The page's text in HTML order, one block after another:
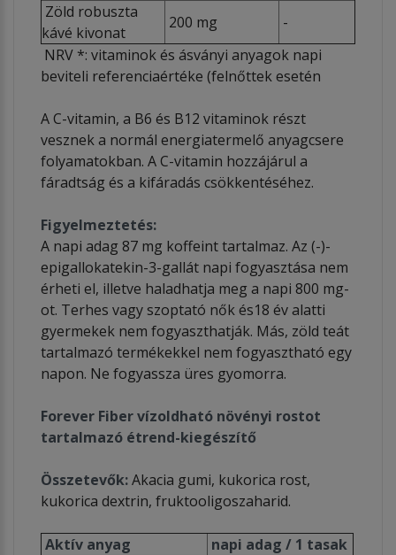
Zöld robuszta
kávé kivonat
200 mg
-
NRV *: vitaminok és ásványi anyagok napi
beviteli referenciaértéke (felnőttek esetén
A C-vitamin, a B6 és B12 vitaminok részt
vesznek a normál energiatermelő anyagcsere
folyamatokban. A C-vitamin hozzájárul a
fáradtság és a kifáradás csökkentéséhez.
Figyelmeztetés:
A napi adag 87 mg koffeint tartalmaz. Az (-)-
epigallokatekin-3-gallát napi fogyasztása nem
érheti el, illetve haladhatja meg a napi 800 mg-
ot. Terhes vagy szoptató nők és18 év alatti
gyermekek nem fogyaszthatják. Más, zöld teát
tartalmazó termékekkel nem fogyasztható egy
napon. Ne fogyassza üres gyomorra.
Forever Fiber vízoldható növényi rostot
tartalmazó étrend-kiegészítő
Összetevők:Akacia gumi, kukorica rost,
kukorica dextrin, fruktooligoszaharid.
Aktív anyag napi adag / 1 tasak